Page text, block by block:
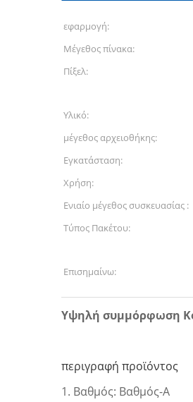
εφαρμογή:
Μέγεθος πίνακα:
Πίξελ:
Υλικό:
μέγεθος αρχειοθήκης:
Εγκατάσταση:
Χρήση:
Ενιαίο μέγεθος συσκευασίας :
Τύπος Πακέτου:
Επισημαίνω:
Υψηλή συμμόρφωση
περιγραφή προϊόντος
1. Βαθμός: Βαθμός-Α